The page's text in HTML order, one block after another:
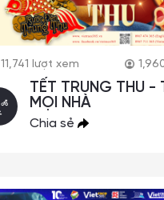
11,741 lượt xem
TẾT TRUNG THU -
MỌI NHÀ
Chia sẻ